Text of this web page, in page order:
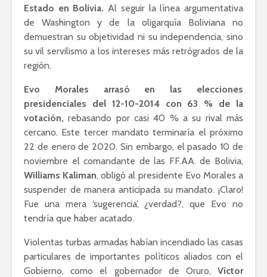
Estado en Bolivia. Al seguir la línea argumentativa
de Washington y de la oligarquía Boliviana no
demuestran su objetividad ni su independencia, sino
su vil servilismo a los intereses más retrógrados de la
región.
Evo Morales arrasó en las elecciones
presidenciales del 12-10-2014 con 63 % de la
votación, rebasando por casi 40 % a su rival más
cercano. Este tercer mandato terminaría el próximo
22 de enero de 2020. Sin embargo, el pasado 10 de
noviembre el comandante de las FF.AA. de Bolivia,
Williams Kaliman, obligó al presidente Evo Morales a
suspender de manera anticipada su mandato. ¡Claro!
Fue una mera ‘sugerencia’, ¿verdad?, que Evo no
tendría que haber acatado.
Violentas turbas armadas habían incendiado las casas
particulares de importantes políticos aliados con el
Gobierno, como el gobernador de Oruro, Víctor
Debate entre John
Ackerman y Javier
Lozano con Julio
La cumbre AMLO-
Trump
La
AMLO es
El
Germán